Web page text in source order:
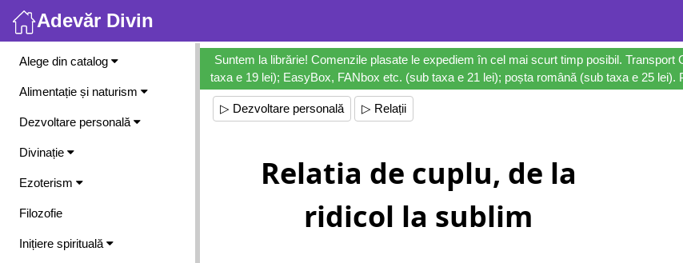
Adevăr Divin
Meniu
Alege din catalog
Alimentație și naturism
Dezvoltare personală
Divinație
Ezoterism
Filozofie
Inițiere spirituală
Suntem la librărie! Comenzile plasate le expediem în cel mai scurt timp posibil.
taxa e 19 lei); EasyBox, FANbox etc. (sub taxa e 21 lei); poșta română (sub taxa e 25
▷ Dezvoltare personală ▷ Relații
Relatia de cuplu, de la
ridicol la sublim